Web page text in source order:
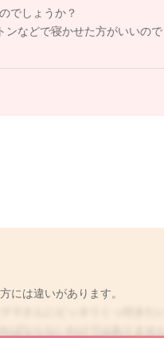
でしょうか？
などで寝かせた方がいいので
には違いがあります。